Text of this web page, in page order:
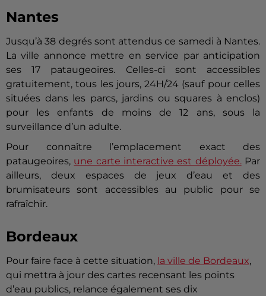
Nantes
Jusqu’à 38 degrés sont attendus ce samedi à Nantes.
La ville annonce mettre en service par anticipation
ses 17 pataugeoires. Celles-ci sont accessibles
gratuitement, tous les jours, 24H/24 (sauf pour celles
situées dans les parcs, jardins ou squares à enclos)
pour les enfants de moins de 12 ans, sous la
surveillance d’un adulte.
Pour connaître l’emplacement exact des
pataugeoires, une carte interactive est déployée.Par
ailleurs, deux espaces de jeux d’eau et des
brumisateurs sont accessibles au public pour se
rafraîchir.
Bordeaux
Pour faire face à cette situation, la ville de Bordeaux,
qui mettra à jour des cartes recensant les points
d’eau publics, relance également ses dix